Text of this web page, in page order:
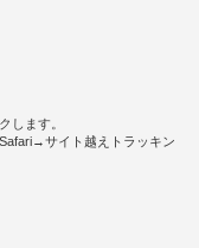
します。
サイト越えトラッキン